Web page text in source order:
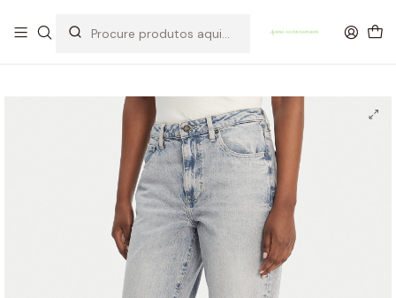
OFERTA DE PORTES DE ENVIO em compras para Portugal superiores a
80€ de artigos sem promoção